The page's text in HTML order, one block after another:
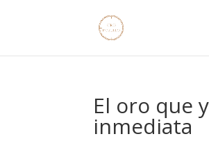
El oro que
inmediata